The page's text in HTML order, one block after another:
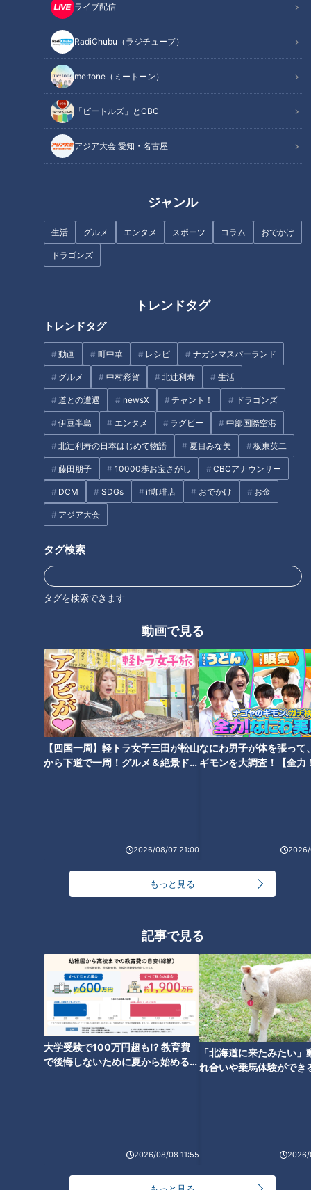
ライブ配信
RadiChubu（ラジチューブ）
me:tone（ミートーン）
「ビートルズ」とCBC
アジア大会 愛知・名古屋
ジャンル
生活 グルメ エンタメ スポーツ コラム おでかけ
ドラゴンズ
トレンドタグ
トレンドタグ
動画 町中華 レシピ ナガシマスパーランド
グルメ 中村彩賀 北辻利寿 生活
道との遭遇 newsX チャント！ ドラゴンズ
伊豆半島 エンタメ ラグビー 中部国際空港
北辻利寿の日本はじめて物語 夏目みな美 板東英二
藤田朋子 10000歩お宝さがし CBCアナウンサー
DCM SDGs if珈琲店 おでかけ お金
アジア大会
タグ検索
タグを検索できます
動画で見る
【四国一周】軽トラ女子三田が松山
から下道で一周！グルメ＆絶景ドラ
2026/08/07 21:00
なにわ男子が体を張って
ギモンを大調査！【全力
2026/
もっと見る
記事で見る
大学受験で100万円超も!? 教育費
で後悔しないために夏から始めるお
2026/08/08 11:55
「北海道に来たみたい」
れ合いや乗馬体験ができ
2026/
「糖尿病」夏の食生活に注
意！…血糖値スパイクが起きて
いるサインは？糖尿病の予防・
険なあざ”のサインも！あざによ
る病気のサインや早期発見のヒ
フランス人は菓子店「シャトレ
ーゼ」の店名に顔を赤らめる？
中村彩賀の10000歩お宝さがし
【チャント！特集】
界一楽なスクワット！？ダイエ
ットのスペシャリストに学ぶ
「無理なくやせる方法」
「転倒」骨折して「寝たきり」
アナウンサー
番組紹介
アナウンサー
アナウンサーYouTube企画
オススメ関連コンテンツ
【禁断コラボ？】CBC「チャン
【踊ってみた？】4人は練習1分
同期入社の加藤アナ＆宮部ア
リーズ！【CBCアナウンサー】
山内アナが歌手デビュー！？ジ
園ドライブ」の制作過程を一挙
公開！
斉藤初音アナがフラメンコ初挑
戦！猛特訓の成果は！？